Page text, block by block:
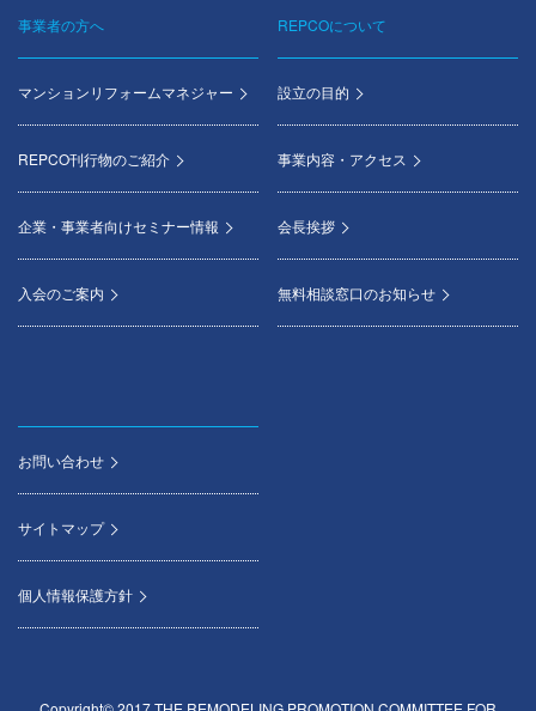
事業者の方へ
マンションリフォームマネジャー
REPCO刊行物のご紹介
企業・事業者向けセミナー情報
入会のご案内
REPCOについて
設立の目的
事業内容・アクセス
会長挨拶
無料相談窓口のお知らせ
お問い合わせ
サイトマップ
個人情報保護方針